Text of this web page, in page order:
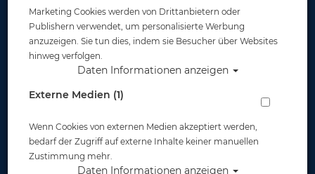
Cressi - Bali -
Schnorchelmaske
ab 60,00 €
Cressi - Baron Tonga
- Schnorchel-
Komplettset
ab 100,00 €
%
Marketing Cookies werden von Drittanbietern oder
Publishern verwendet, um personalisierte Werbung
anzuzeigen. Sie tun dies, indem sie Besucher über Websites
hinweg verfolgen.
Daten Informationen anzeigen
Externe Medien (1)
Wenn Cookies von externen Medien akzeptiert werden,
bedarf der Zugriff auf externe Inhalte keiner manuellen
Zustimmung mehr.
Daten Informationen anzeigen